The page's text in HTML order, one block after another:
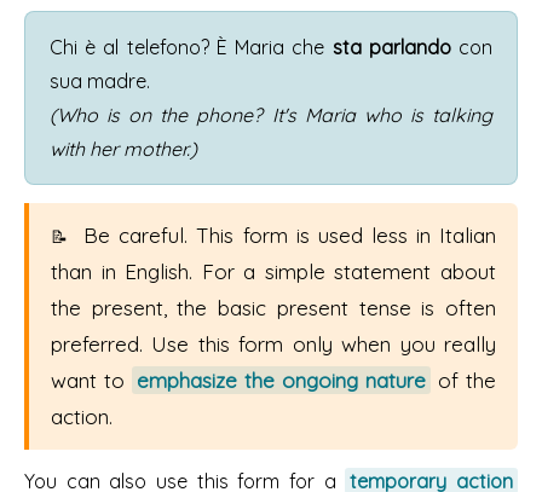
Chi è al telefono? È Maria che sta parlandocon
sua madre.
(Who is on the phone? It's Maria who is talking
with her mother.)
Be careful. This form is used less in Italian
than in English. For a simple statement about
the present, the basic present tense is often
preferred. Use this form only when you really
want to emphasize the ongoing nature of the
action.
You can also use this form for a
temporary action